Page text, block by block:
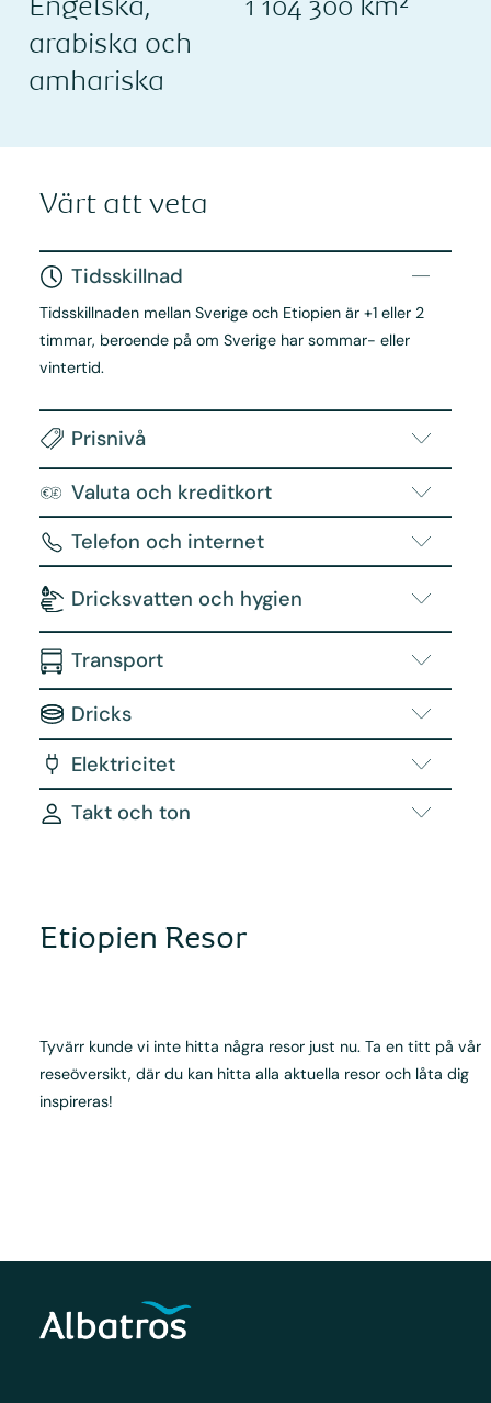
arabiska och
amhariska
Värt att veta
Tidsskillnad
Tidsskillnaden mellan Sverige och Etiopien är +1 eller 2
timmar, beroende på om Sverige har sommar- eller
vintertid.
Prisnivå
Valuta och kreditkort
Telefon och internet
Dricksvatten och hygien
Transport
Dricks
Elektricitet
Takt och ton
Etiopien Resor
Tyvärr kunde vi inte hitta några resor just nu. Ta en titt på vår
reseöversikt, där du kan hitta alla aktuella resor och låta dig
inspireras!